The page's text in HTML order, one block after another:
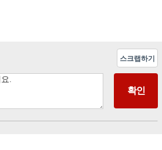
스크랩하기